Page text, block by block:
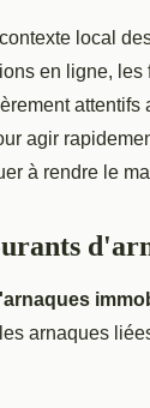
local
en ligne,
agir
à rendre le
arnaques